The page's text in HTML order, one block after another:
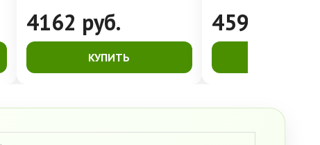
4162 руб.
КУПИТЬ
4591